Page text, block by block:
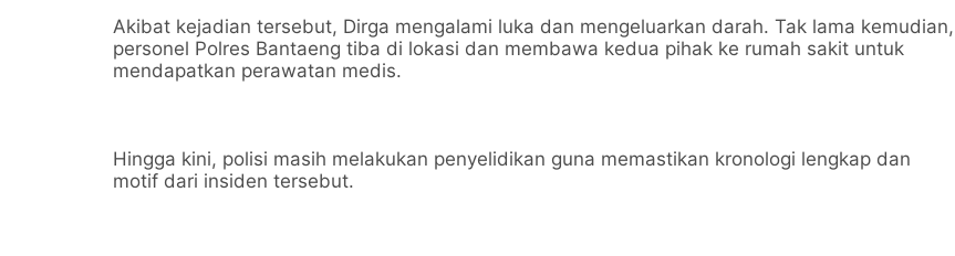
Akibat kejadian tersebut, Dirga mengalami luka dan mengeluarkan darah. Tak lama kemudian,
personel Polres Bantaeng tiba di lokasi dan membawa kedua pihak ke rumah sakit untuk
mendapatkan perawatan medis.
Hingga kini, polisi masih melakukan penyelidikan guna memastikan kronologi lengkap dan
motif dari insiden tersebut.